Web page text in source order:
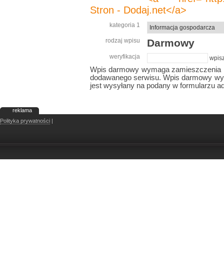
Stron - Dodaj.net</a>
kategoria 1
rodzaj wpisu Darmowy
weryfikacja
Wpis darmowy wymaga zamieszczenia
dodawanego serwisu. Wpis darmowy
jest wysyłany na podany w formularzu
reklama
Polityka prywatności |